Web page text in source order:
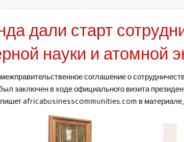
дали старт
науки и атомной
соглашение о
заключен в ходе официального визита
africabusinesscommunities.com в материале,